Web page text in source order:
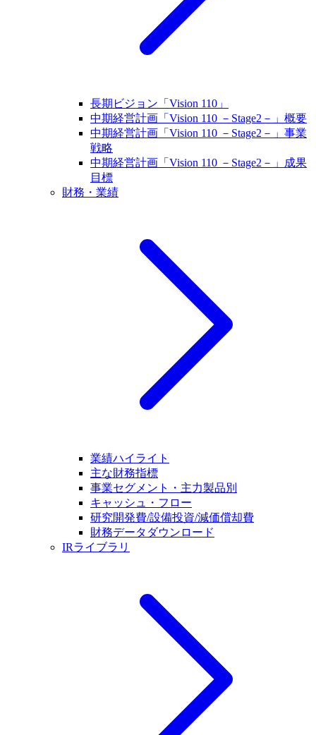
長期ビジョン「Vision 110」
中期経営計画「Vision 110 －Stage2－」概要
中期経営計画「Vision 110 －Stage2－」事業
戦略
中期経営計画「Vision 110 －Stage2－」成果
目標
財務・業績
業績ハイライト
主な財務指標
事業セグメント・主力製品別
キャッシュ・フロー
研究開発費/設備投資/減価償却費
財務データダウンロード
IRライブラリ